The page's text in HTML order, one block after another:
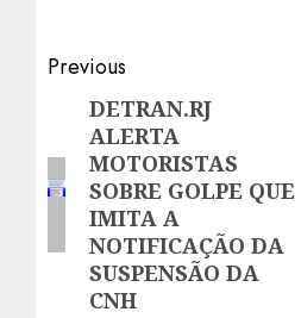
Post
navigation
Previous
Previous
post:
DETRAN.RJ
ALERTA
MOTORISTAS
SOBRE GOLPE QUE
IMITA A
NOTIFICAÇÃO DA
SUSPENSÃO DA
CNH